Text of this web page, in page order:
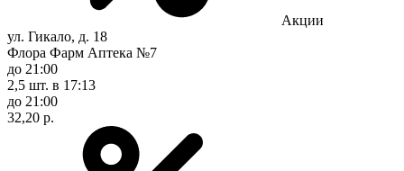
Акции
ул. Гикало, д. 18
Флора Фарм Аптека №7
до 21:00
2,5 шт. в 17:13
до 21:00
32,20 р.